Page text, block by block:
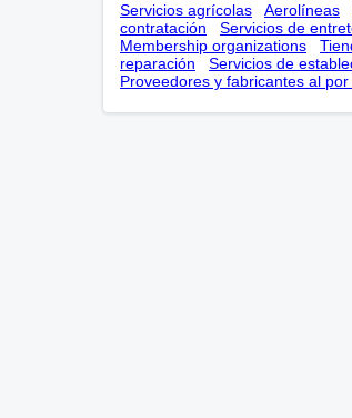
Servicios agrícolas Aerolíneas
contratación
Servicios de
Membership оrganizations
reparación
Servicios de
Proveedores y fabricantes al